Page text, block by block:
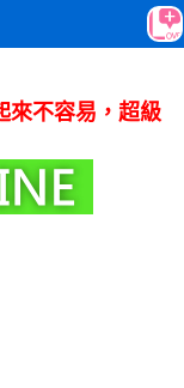
來不容易，超級